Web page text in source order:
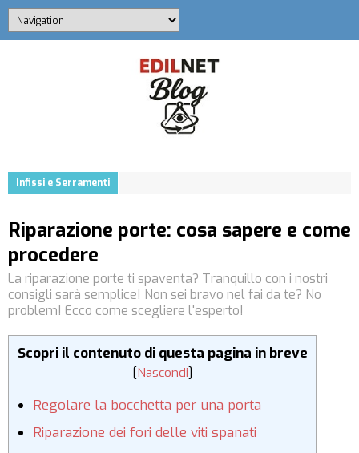
Infissi e Serramenti
Riparazione porte: cosa sapere e come
procedere
La riparazione porte ti spaventa? Tranquillo con i nostri
consigli sarà semplice! Non sei bravo nel fai da te? No
problem! Ecco come scegliere l'esperto!
Scopri il contenuto di questa pagina in breve
[Nascondi]
Regolare la bocchetta per una porta
Riparazione dei fori delle viti spanati